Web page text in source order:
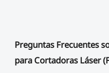
Preguntas Frecuentes
para Cortadoras Láser